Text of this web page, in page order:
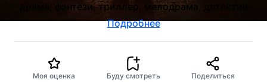
драма, фэнтези, триллер, мелодрама, детектив
Подробнее
Моя оценка Буду смотреть Поделиться